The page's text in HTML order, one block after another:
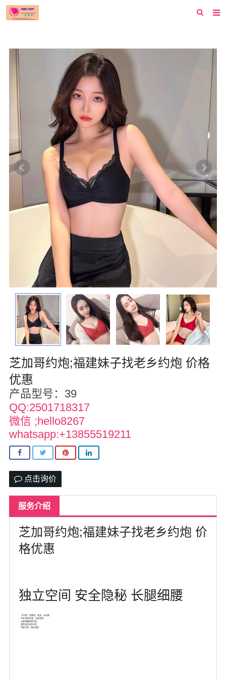
纽约
洛杉矶
波士顿
芝加哥
费城
旧金山
西雅图
新泽西
San Diego
波特兰
拉斯维加斯
尔湾
佛罗里达州
得克萨斯
乔治亚州
北卡罗来纳州
马里兰州
宾夕法尼亚州
马萨诸塞州
丹佛
芝加哥约炮;福建妹子找老乡约炮 价格
优惠
产品型号：39
QQ:2501718317
微信 ;hello8267
whatsapp:+13855519211
点击询价
服务介绍
芝加哥约炮;福建妹子找老乡约炮 价
格优惠
独立空间 安全隐秘 长腿细腰
水中萧，鸳鸯浴，毒龙，69互舔
亲吻 角色扮演，丝袜诱惑
30套情趣制服可选
服务多样应有尽有